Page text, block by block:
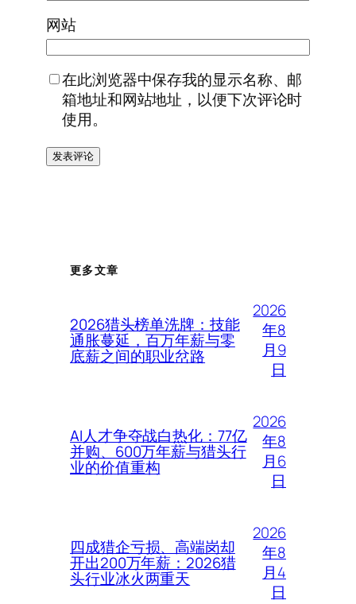
网站
在此浏览器中保存我的显示名称、邮
箱地址和网站地址，以便下次评论时
使用。
更多文章
2026猎头榜单洗牌：技能
通胀蔓延，百万年薪与零
底薪之间的职业岔路
2026
年8
月9
日
AI人才争夺战白热化：77亿
并购、600万年薪与猎头行
业的价值重构
2026
年8
月6
日
四成猎企亏损、高端岗却
开出200万年薪：2026猎
头行业冰火两重天
2026
年8
月4
日